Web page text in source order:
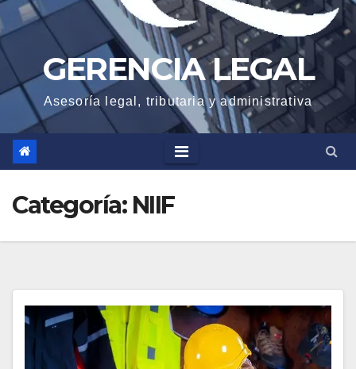
GERENCIA LEGAL
Asesoría legal, tributaria y administrativa
Categoría: NIIF